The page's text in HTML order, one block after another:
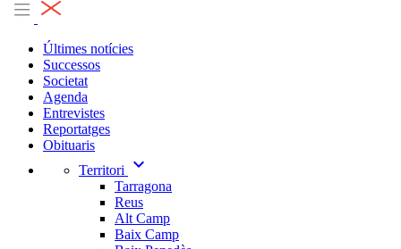
Últimes notícies
Successos
Societat
Agenda
Entrevistes
Reportatges
Obituaris
Territori
expand_more
Tarragona
Reus
Alt Camp
Baix Camp